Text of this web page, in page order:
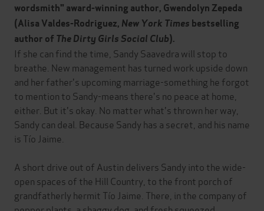
wordsmith" award-winning author, Gwendolyn Zepeda
(Alisa Valdes-Rodriguez, New York Times bestselling
author of The Dirty Girls Social Club).
If she can find the time, Sandy Saavedra will stop to
breathe. New management has turned work upside down
and her father's upcoming marriage-something he forgot
to mention to Sandy-means there's no peace at home,
either. But it's okay. No matter what's thrown her way,
Sandy can deal. Because Sandy has a secret, and his name
is Tío Jaime.
A short drive out of Austin delivers Sandy into the wide-
open spaces of the Hill Country, to the front porch of
grandfatherly hermit Tío Jaime. There, in the company of